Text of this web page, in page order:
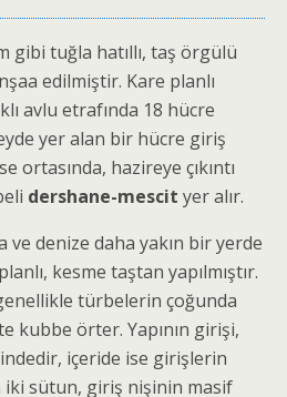
gibi tuğla hatıllı, taş örgülü
edilmiştir. Kare planlı
avlu etrafında 18 hücre
yer alan bir hücre giriş
ortasında, hazireye çıkıntı
dershane-mescit yer alır.
ve denize daha yakın bir yerde
kesme taştan yapılmıştır.
türbelerin çoğunda
kubbe örter. Yapının girişi,
içeride ise girişlerin
iki sütun, giriş nişinin masif